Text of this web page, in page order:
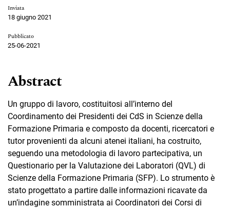
Inviata
18 giugno 2021
Pubblicato
25-06-2021
Abstract
Un gruppo di lavoro, costituitosi all’interno del
Coordinamento dei Presidenti dei CdS in Scienze della
Formazione Primaria e composto da docenti, ricercatori e
tutor provenienti da alcuni atenei italiani, ha costruito,
seguendo una metodologia di lavoro partecipativa, un
Questionario per la Valutazione dei Laboratori (QVL) di
Scienze della Formazione Primaria (SFP). Lo strumento è
stato progettato a partire dalle informazioni ricavate da
un’indagine somministrata ai Coordinatori dei Corsi di